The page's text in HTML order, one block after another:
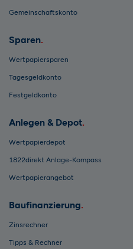
Gemeinschaftskonto
Sparen
Wertpapiersparen
Tagesgeldkonto
Festgeldkonto
Anlegen & Depot
Wertpapierdepot
1822direkt Anlage-Kompass
Wertpapierangebot
Baufinanzierung
Zinsrechner
Tipps & Rechner